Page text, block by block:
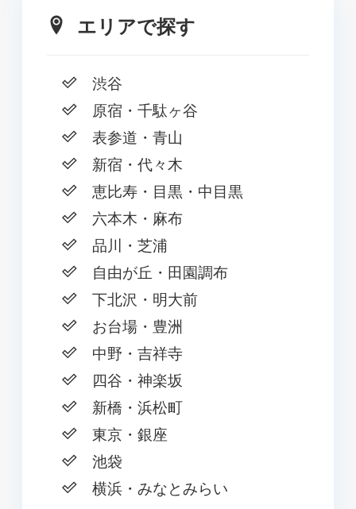
エリアで探す
渋谷
原宿・千駄ヶ谷
表参道・青山
新宿・代々木
恵比寿・目黒・中目黒
六本木・麻布
品川・芝浦
自由が丘・田園調布
下北沢・明大前
お台場・豊洲
中野・吉祥寺
四谷・神楽坂
新橋・浜松町
東京・銀座
池袋
横浜・みなとみらい